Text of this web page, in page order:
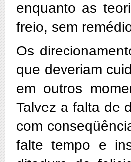
enquanto as
freio, sem
Os
que deveriam
em outros
Talvez a falta de
com
falte tempo e